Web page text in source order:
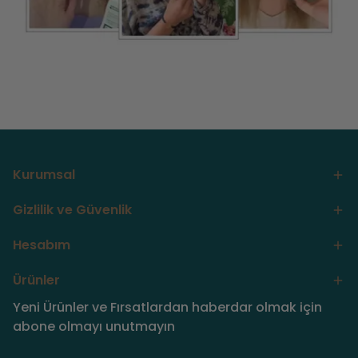
Kurumsal
Gizlilik ve Güvenlik
Hesabım
Ürünler
Yeni Ürünler ve Fırsatlardan haberdar olmak için
abone olmayı unutmayın